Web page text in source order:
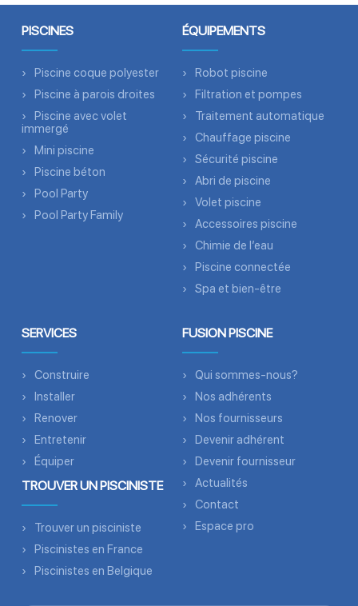
PISCINES
Piscine coque polyester
Piscine à parois droites
Piscine avec volet
immergé
Mini piscine
Piscine béton
Pool Party
Pool Party Family
ÉQUIPEMENTS
Robot piscine
Filtration et pompes
Traitement automatique
Chauffage piscine
Sécurité piscine
Abri de piscine
Volet piscine
Accessoires piscine
Chimie de l’eau
Piscine connectée
Spa et bien-être
SERVICES
Construire
Installer
Renover
Entretenir
Équiper
TROUVER UN PISCINISTE
Trouver un pisciniste
Piscinistes en France
Piscinistes en Belgique
FUSION PISCINE
Qui sommes-nous?
Nos adhérents
Nos fournisseurs
Devenir adhérent
Devenir fournisseur
Actualités
Contact
Espace pro